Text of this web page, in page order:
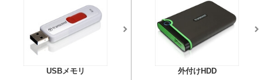
USBメモリ 外付けHDD